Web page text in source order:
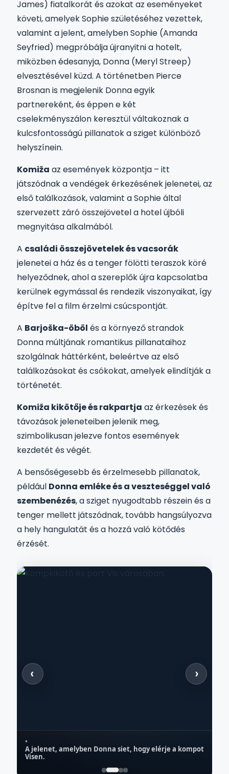
James) fiatalkorát és azokat az eseményeket
követi, amelyek Sophie születéséhez vezettek,
valamint a jelent, amelyben Sophie (Amanda
Seyfried) megpróbálja újranyitni a hotelt,
miközben édesanyja, Donna (Meryl Streep)
elvesztésével küzd. A történetben Pierce
Brosnan is megjelenik Donna egyik
partnereként, és éppen e két
cselekményszálon keresztül váltakoznak a
kulcsfontosságú pillanatok a sziget különböző
helyszínein.
Komiža az események központja – itt
játszódnak a vendégek érkezésének jelenetei, az
első találkozások, valamint a Sophie által
szervezett záró összejövetel a hotel újbóli
megnyitása alkalmából.
A családi összejövetelek és vacsorák
jelenetei a ház és a tenger fölötti teraszok köré
helyeződnek, ahol a szereplők újra kapcsolatba
kerülnek egymással és rendezik viszonyaikat, így
építve fel a film érzelmi csúcspontját.
A Barjoška-öböl és a környező strandok
Donna múltjának romantikus pillanataihoz
szolgálnak háttérként, beleértve az első
találkozásokat és csókokat, amelyek elindítják a
történetét.
Komiža kikötője és rakpartja az érkezések és
távozások jeleneteiben jelenik meg,
szimbolikusan jelezve fontos események
kezdetét és végét.
A bensőségesebb és érzelmesebb pillanatok,
például Donna emléke és a veszteséggel való
szembenézés, a sziget nyugodtabb részein és a
tenger mellett játszódnak, tovább hangsúlyozva
a hely hangulatát és a hozzá való kötődés
érzését.
VIS
Vis kompkikötője
‹ ›
•
A jelenet, amelyben Donna siet, hogy elérje a kompot
Visen.